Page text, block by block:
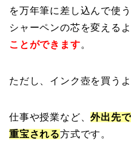
を万年筆に差し込んで使う
シャーペンの芯を変える
ことができます。
ただし、インク壺を買う
仕事や授業など、外出先
重宝される方式です。